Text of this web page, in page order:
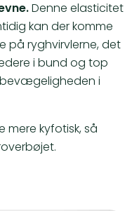
Denne elasticitet
kan der komme
på ryghvirvlerne, det
i bund og top
i
kyfotisk, så